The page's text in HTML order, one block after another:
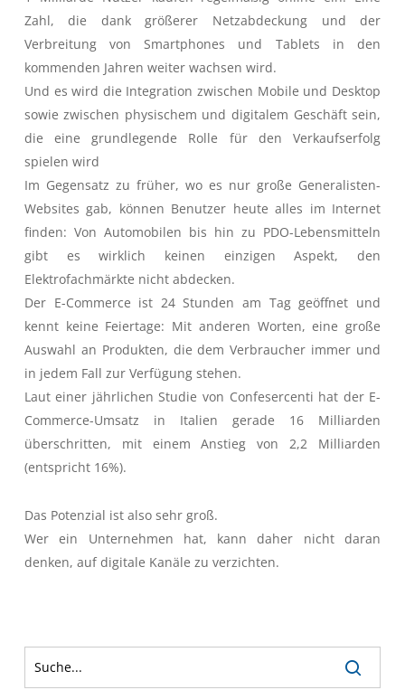
Zahl, die dank größerer Netzabdeckung und der
Verbreitung von Smartphones und Tablets in den
kommenden Jahren weiter wachsen wird.
Und es wird die Integration zwischen Mobile und Desktop
sowie zwischen physischem und digitalem Geschäft sein,
die eine grundlegende Rolle für den Verkaufserfolg
spielen wird
Im Gegensatz zu früher, wo es nur große Generalisten-
Websites gab, können Benutzer heute alles im Internet
finden: Von Automobilen bis hin zu PDO-Lebensmitteln
gibt es wirklich keinen einzigen Aspekt, den
Elektrofachmärkte nicht abdecken.
Der E-Commerce ist 24 Stunden am Tag geöffnet und
kennt keine Feiertage: Mit anderen Worten, eine große
Auswahl an Produkten, die dem Verbraucher immer und
in jedem Fall zur Verfügung stehen.
Laut einer jährlichen Studie von Confesercenti hat der E-
Commerce-Umsatz in Italien gerade 16 Milliarden
überschritten, mit einem Anstieg von 2,2 Milliarden
(entspricht 16%).
Das Potenzial ist also sehr groß.
Wer ein Unternehmen hat, kann daher nicht daran
denken, auf digitale Kanäle zu verzichten.